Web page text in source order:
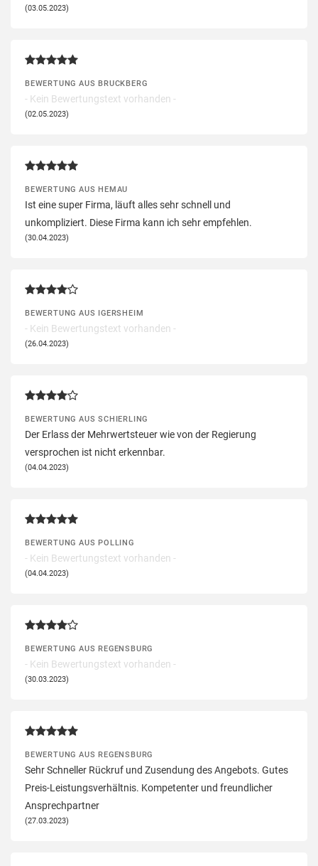
(03.05.2023)
BEWERTUNG AUS BRUCKBERG
- Kein Bewertungstext vorhanden -
(02.05.2023)
BEWERTUNG AUS HEMAU
Ist eine super Firma, läuft alles sehr schnell und
unkompliziert. Diese Firma kann ich sehr empfehlen.
(30.04.2023)
BEWERTUNG AUS IGERSHEIM
- Kein Bewertungstext vorhanden -
(26.04.2023)
BEWERTUNG AUS SCHIERLING
Der Erlass der Mehrwertsteuer wie von der Regierung
versprochen ist nicht erkennbar.
(04.04.2023)
BEWERTUNG AUS POLLING
- Kein Bewertungstext vorhanden -
(04.04.2023)
BEWERTUNG AUS REGENSBURG
- Kein Bewertungstext vorhanden -
(30.03.2023)
BEWERTUNG AUS REGENSBURG
Sehr Schneller Rückruf und Zusendung des Angebots. Gutes
Preis-Leistungsverhältnis. Kompetenter und freundlicher
Ansprechpartner
(27.03.2023)